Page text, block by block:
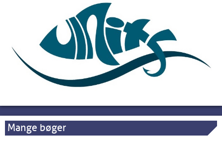
Mange bøger